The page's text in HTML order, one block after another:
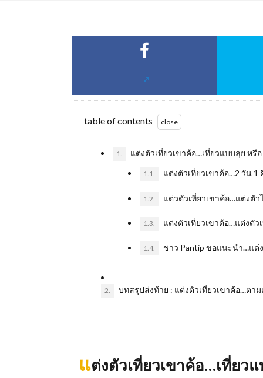
table of contents
1. แต่งตัวเที่ยวเขาค้อ…เที่ยวแบบลุย หรื
1.1. แต่งตัวเที่ยวเขาค้อ…2 วัน
1.2. แต่วตัวเที่ยวเขาค้อ…แต่งตั
1.3. แต่งตัวเที่ยวเขาค้อ…แต่งตั
1.4. ชาว Pantip ขอแนะนำ…แต่
2. บทสรุปส่งท้าย : แต่งตัวเที่ยวเขาค้อ…ต
แต่งตัวเที่ยวเขาค้อ…เที่ยว